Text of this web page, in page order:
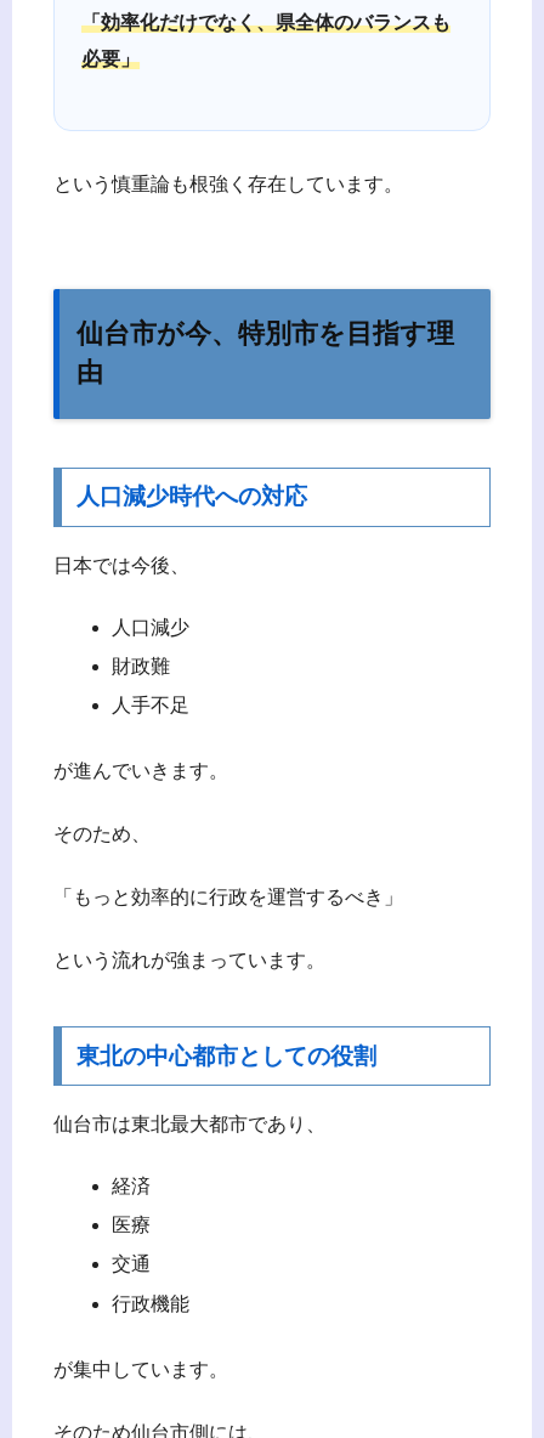
「効率化だけでなく、県全体のバランスも
必要」
という慎重論も根強く存在しています。
仙台市が今、特別市を目指す理
由
人口減少時代への対応
日本では今後、
人口減少
財政難
人手不足
が進んでいきます。
そのため、
「もっと効率的に行政を運営するべき」
という流れが強まっています。
東北の中心都市としての役割
仙台市は東北最大都市であり、
経済
医療
交通
行政機能
が集中しています。
そのため仙台市側には、